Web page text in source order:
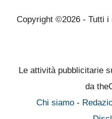
Copyright ©2026 - Tutti
Le attività pubblicitarie
da
Chi siamo-